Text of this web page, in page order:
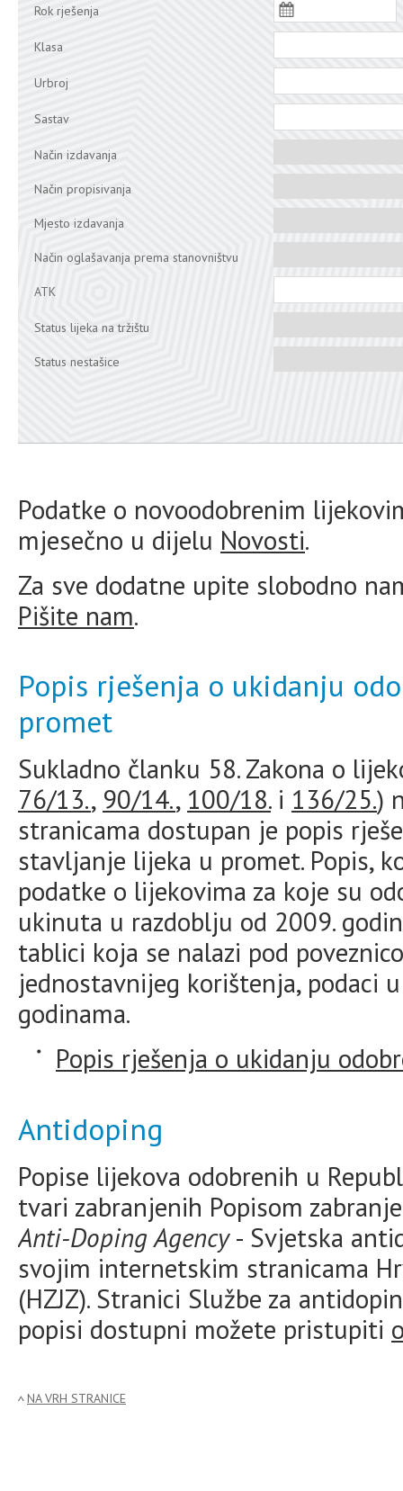
Rok rješenja
Klasa
Urbroj
Sastav
Način izdavanja
Način propisivanja
Mjesto izdavanja
Način oglašavanja prema stanovništvu
ATK
Status lijeka na tržištu
Status nestašice
Podatke o novoodobrenim
mjesečno u dijelu Novosti.
Za sve dodatne upite slobodno
Pišite nam.
Popis rješenja o ukidanju
promet
Sukladno članku 58. Zakona o
76/13., 90/14., 100/18.i 136/25.)
stranicama dostupan je popis
stavljanje lijeka u promet. Popis,
podatke o lijekovima za koje su
ukinuta u razdoblju od 2009.
tablici koja se nalazi pod
jednostavnijeg korištenja, podaci
godinama.
Popis rješenja o ukidanju
Antidoping
Popise lijekova odobrenih u
tvari zabranjenih Popisom
Anti-Doping Agency- Svjetska
svojim internetskim stranicama
(HZJZ). Stranici Službe za
popisi dostupni možete pristupiti
NA VRH STRANICE